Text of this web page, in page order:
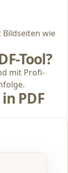
Bildseiten wie
Tool?
mit Profi-
PDF